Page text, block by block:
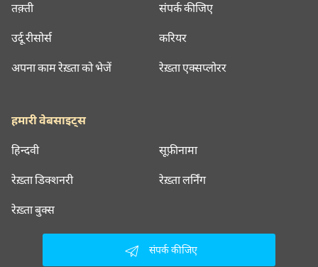
तक़्ती
उर्दू रीसोर्स
अपना काम रेख़्ता को भेजें
संपर्क कीजिए
करियर
रेख़्ता एक्सप्लोरर
हमारी वेबसाइट्स
हिन्दवी सूफ़ीनामा
रेख़्ता डिक्शनरी रेख़्ता लर्निंग
रेख़्ता बुक्स
संपर्क कीजिए